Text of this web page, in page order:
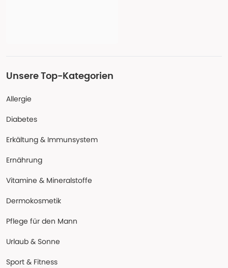
Unsere Top-Kategorien
Allergie
Diabetes
Erkältung & Immunsystem
Ernährung
Vitamine & Mineralstoffe
Dermokosmetik
Pflege für den Mann
Urlaub & Sonne
Sport & Fitness